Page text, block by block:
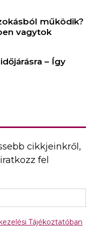
működik?
vagytok
– Így
cikkjeinkről,
fel
Tájékoztatóban